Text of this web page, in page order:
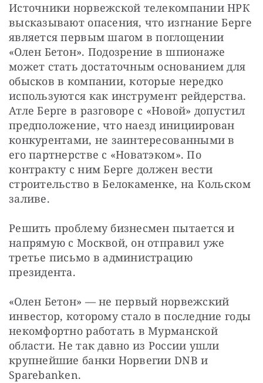
Источники норвежской телекомпании НРК
высказывают опасения, что изгнание Берге
является первым шагом в поглощении
«Олен Бетон». Подозрение в шпионаже
может стать достаточным основанием для
обысков в компании, которые нередко
используются как инструмент рейдерства.
Атле Берге в разговоре с «Новой» допустил
предположение, что наезд инициирован
конкурентами, не заинтересованными в
его партнерстве с «Новатэком». По
контракту с ним Берге должен вести
строительство в Белокаменке, на Кольском
заливе.
Решить проблему бизнесмен пытается и
напрямую с Москвой, он отправил уже
третье письмо в администрацию
президента.
«Олен Бетон» — не первый норвежский
инвестор, которому стало в последние годы
некомфортно работать в Мурманской
области. Не так давно из России ушли
крупнейшие банки Норвегии DNB и
Sparebanken.